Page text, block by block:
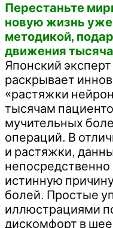
Перестаньте
новую жизнь уже
методикой,
движения
Японский
раскрывает
«растяжки
тысячам
мучительных
операций. В
и растяжки,
истинную
болей. Простые
иллюстрациями
дискомфорт в